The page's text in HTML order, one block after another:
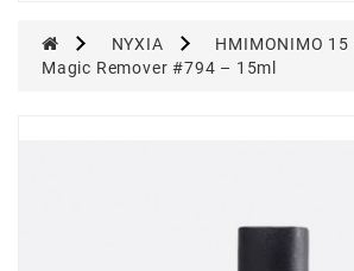
ΜΑΚΙΓΙΑΖ ΝΥΧΙΑ
ΗΜΙΜΟΝΙΜΟ 15
Magic Remover #794 – 15ml